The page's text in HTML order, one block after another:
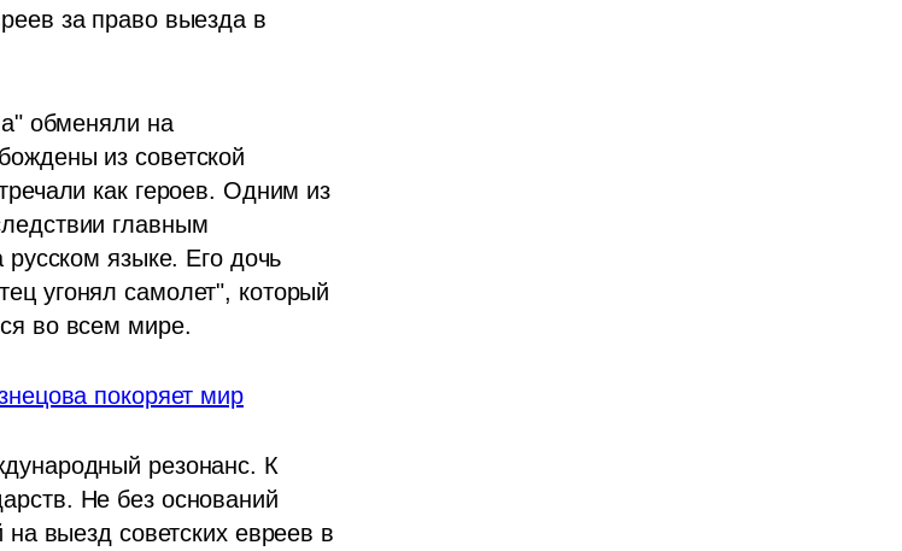
за право выезда в
обменяли на
из советской
как героев. Одним из
главным
языке. Его дочь
угонял самолет", который
во всем мире.
покоряет мир
резонанс. К
Не без оснований
выезд советских евреев в